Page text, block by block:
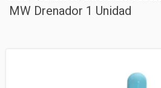
MW Drenador 1 Unidad